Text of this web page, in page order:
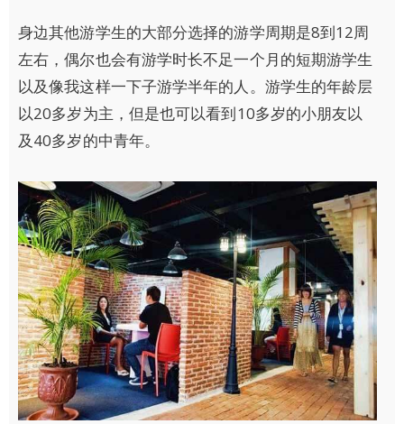
身边其他游学生的大部分选择的游学周期是8到12周
左右，偶尔也会有游学时长不足一个月的短期游学生
以及像我这样一下子游学半年的人。游学生的年龄层
以20多岁为主，但是也可以看到10多岁的小朋友以
及40多岁的中青年。